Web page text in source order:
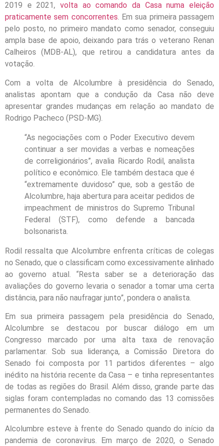
2019 e 2021, volta ao comando da Casa numa eleição
praticamente sem concorrentes. Em sua primeira passagem
pelo posto, no primeiro mandato como senador, conseguiu
ampla base de apoio, deixando para trás o veterano Renan
Calheiros (MDB-AL), que retirou a candidatura antes da
votação.
Com a volta de Alcolumbre à presidência do Senado,
analistas apontam que a condução da Casa não deve
apresentar grandes mudanças em relação ao mandato de
Rodrigo Pacheco (PSD-MG).
“As negociações com o Poder Executivo devem
continuar a ser movidas a verbas e nomeações
de correligionários”, avalia Ricardo Rodil, analista
político e econômico. Ele também destaca que é
“extremamente duvidoso” que, sob a gestão de
Alcolumbre, haja abertura para aceitar pedidos de
impeachment de ministros do Supremo Tribunal
Federal (STF), como defende a bancada
bolsonarista.
Rodil ressalta que Alcolumbre enfrenta críticas de colegas
no Senado, que o classificam como excessivamente alinhado
ao governo atual. “Resta saber se a deterioração das
avaliações do governo levaria o senador a tomar uma certa
distância, para não naufragar junto”, pondera o analista.
Em sua primeira passagem pela presidência do Senado,
Alcolumbre se destacou por buscar diálogo em um
Congresso marcado por uma alta taxa de renovação
parlamentar. Sob sua liderança, a Comissão Diretora do
Senado foi composta por 11 partidos diferentes – algo
inédito na história recente da Casa – e tinha representantes
de todas as regiões do Brasil. Além disso, grande parte das
siglas foram contempladas no comando das 13 comissões
permanentes do Senado.
Alcolumbre esteve à frente do Senado quando do início da
pandemia de coronavírus. Em março de 2020, o Senado